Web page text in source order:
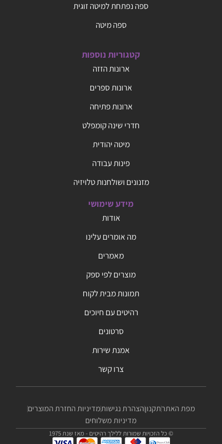
ספה נפתחת למיטה זוגית
ספה מיטה
קטגוריות נוספות
ארונות הזזה
ארונות ספרים
ארונות פתיחה
חדרי שינה קומפלט
מיטה יהודית
פינות עבודה
מזנונים ושולחנות טלויזיה
מידע שימושי
אודות
מה אומרים עלינו
מאמרים
מוצרים לפי ספק
תמונות מבית לקוח
רהיטים עם חיוכים
סרטונים
אמנת שירות
צרו קשר
מפת האתרתקנוןהצהרת נגישותמדיניות החזרת המוצרים
מדיניות משלוחים
© כל הזכויות שמורות ללילך רהיטים - מאז שנת 1975